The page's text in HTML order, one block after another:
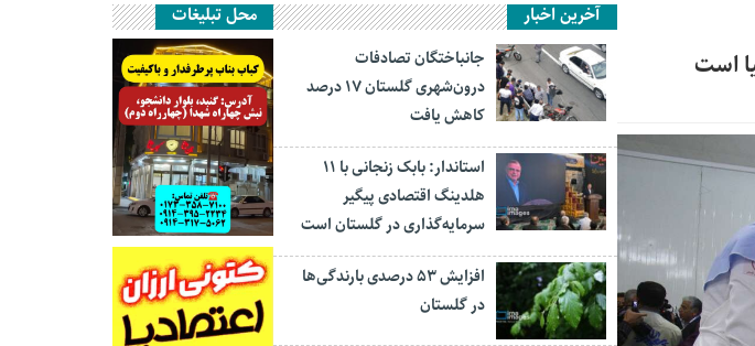
آخرین اخبار
جانباختگان تصادفات
درون‌شهری گلستان ۱۷ درصد
کاهش یافت
استاندار: بابک زنجانی با ۱۱
هلدینگ اقتصادی پیگیر
سرمایه‌گذاری در گلستان است
افزایش ۵۳ درصدی بارندگی‌ها
در گلستان
محل تبلیغات